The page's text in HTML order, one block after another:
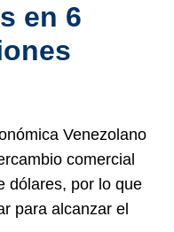
en 6
Venezolano
comercial
dólares, por lo que
para alcanzar el